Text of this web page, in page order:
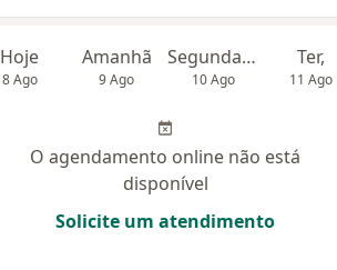
Hoje
8 Ago
Amanhã
9 Ago
Segunda-feira
10 Ago
Ter,
11 Ago
O agendamento online não está
disponível
Solicite um atendimento